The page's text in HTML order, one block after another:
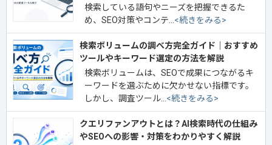
検索している語句やニーズを把握できるた
め、SEO対策やコンテ… <続きをみる>
検索ボリュームの調べ方完全ガイド｜おすすめ
ツールやキーワード選定の方法を解説
検索ボリュームは、SEOで成果につながるキ
ーワードを選ぶために欠かせない指標です。
しかし、調査ツール… <続きをみる>
クエリファンアウトとは？AI検索時代の仕組み
やSEOへの影響・対策をわかりやすく解説